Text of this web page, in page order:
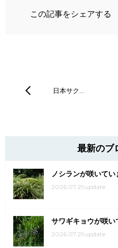
この記事をシェアする
日本サク…
最新のブ
ノシランが咲いてい
2026.07.29update
サワギキョウが咲い
2026.07.29update